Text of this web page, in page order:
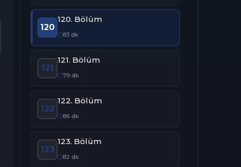
120
120. Bölüm
83 dk
121
121. Bölüm
79 dk
122
122. Bölüm
86 dk
123
123. Bölüm
82 dk